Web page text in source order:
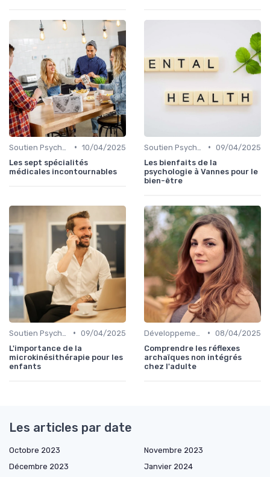
• 10/04/2025
Les sept spécialités
médicales incontournables
• 09/04/2025
Les bienfaits de la
psychologie à Vannes pour le
bien-être
• 09/04/2025
L'importance de la
microkinésithérapie pour les
enfants
• 08/04/2025
Comprendre les réflexes
archaïques non intégrés
chez l'adulte
Les articles par date
Octobre 2023
Novembre 2023
Décembre 2023
Janvier 2024